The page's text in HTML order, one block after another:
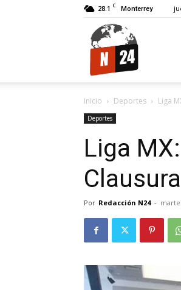
28.1 C Monterrey
Inicio Deportes Liga
Deportes
Liga
Por Redacción N24 -